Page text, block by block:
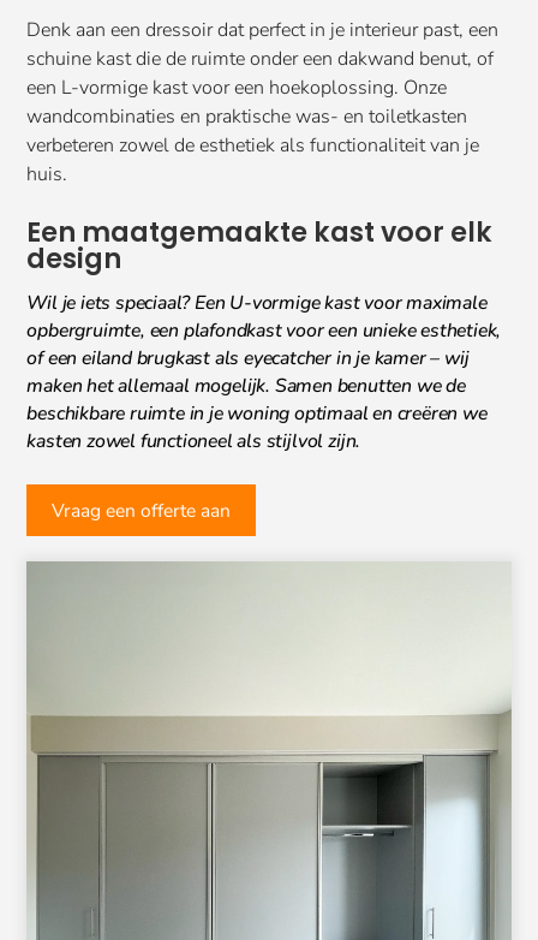
Denk aan een dressoir dat perfect in je interieur past, een
schuine kast die de ruimte onder een dakwand benut, of
een L-vormige kast voor een hoekoplossing. Onze
wandcombinaties en praktische was- en toiletkasten
verbeteren zowel de esthetiek als functionaliteit van je
huis.
Een maatgemaakte kast voor elk
design
Wil je iets speciaal? Een U-vormige kast voor maximale
opbergruimte, een plafondkast voor een unieke esthetiek,
of een eiland brugkast als eyecatcher in je kamer – wij
maken het allemaal mogelijk. Samen benutten we de
beschikbare ruimte in je woning optimaal en creëren we
kasten zowel functioneel als stijlvol zijn.
Vraag een offerte aan